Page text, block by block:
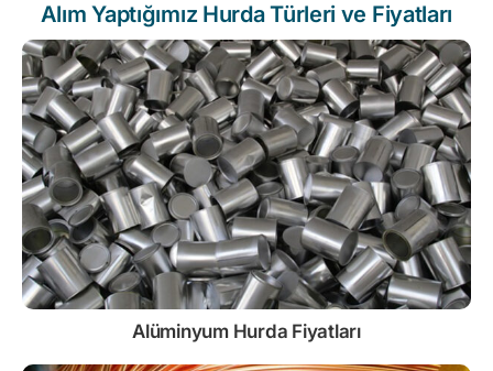
Alım Yaptığımız Hurda Türleri ve Fiyatları
Alüminyum Hurda Fiyatları